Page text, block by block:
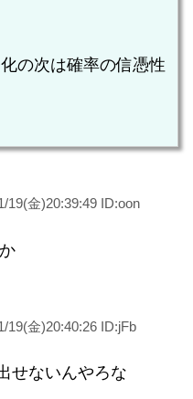
の次は確率の信憑性
19(金)20:39:49 ID:oon
19(金)20:40:26 ID:jFb
せないんやろな